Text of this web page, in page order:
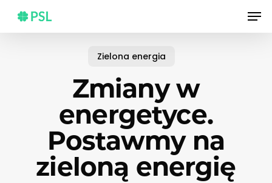
main
Zielona energia
Zmiany w
energetyce.
Postawmy na
zieloną energię